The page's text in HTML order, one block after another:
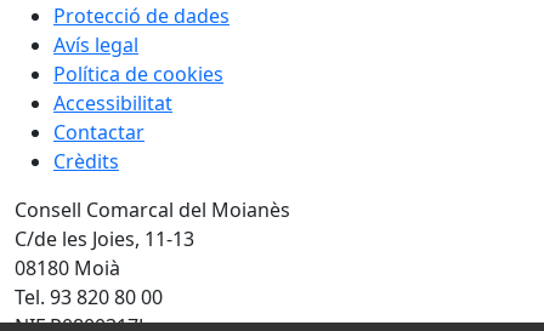
Protecció de dades
Avís legal
Política de cookies
Accessibilitat
Contactar
Crèdits
Consell Comarcal del Moianès
C/de les Joies, 11-13
08180 Moià
Tel. 93 820 80 00